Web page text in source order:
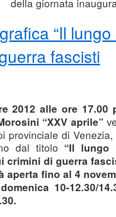
della giornata
“Il
fascisti
2012 alle ore 17.00
“XXV aprile”
provinciale di
dal titolo “Il lungo
crimini di guerra
aperta fino al 4
10-12.30/